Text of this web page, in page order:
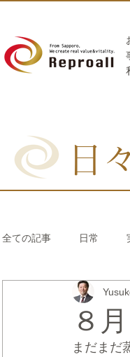
日
全ての記事 日常
リブランディング®
CRMブランディング®
８
まだまだ